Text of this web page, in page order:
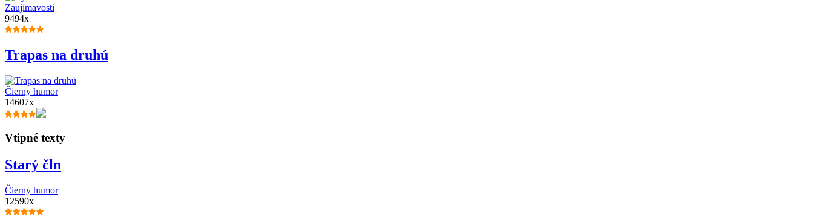
Zaujímavosti
9494x
Trapas na druhú
Čierny humor
14607x
Vtipné texty
Starý čln
Čierny humor
12590x